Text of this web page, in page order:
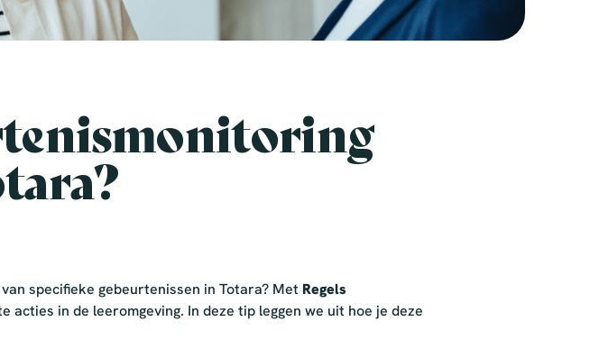
specifieke gebeurtenissen in Totara? Met Regels
in de leeromgeving. In deze tip leggen we uit hoe je deze